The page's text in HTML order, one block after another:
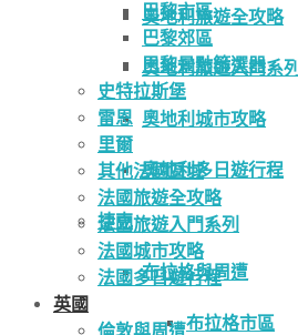
奧地利旅遊全攻略
奧地利旅遊入門系列
奧地利城市攻略
奧地利多日遊行程
捷克
布拉格與周遭
布拉格市區
巴黎市區
巴黎郊區
巴黎景點篩選器
史特拉斯堡
雷恩
里爾
其他法國區域
法國旅遊全攻略
法國旅遊入門系列
法國城市攻略
法國多日遊行程
英國